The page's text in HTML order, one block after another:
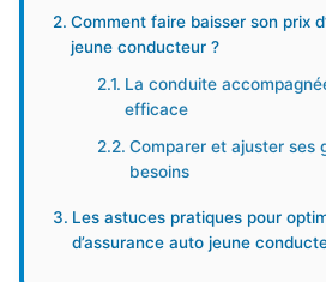
Comment faire baisser son prix
jeune conducteur ?
La conduite
efficace
Comparer et ajuster ses
besoins
Les astuces pratiques pour
d’assurance auto jeune